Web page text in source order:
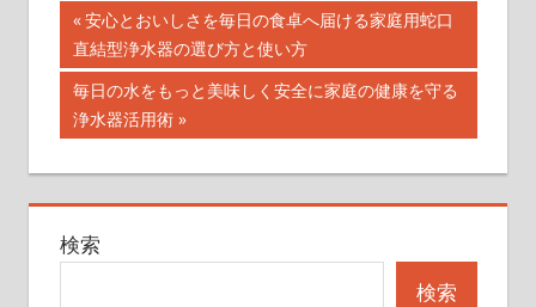
投
稿
ナ
ビ
ゲ
ー
前
の
記
事:
安心とおいしさを毎日の食卓へ届ける家庭用蛇口
直結型浄水器の選び方と使い方
次
の
事:
毎日の水をもっと美味しく安全に家庭の健康を守る
浄水器活用術
検索
検索